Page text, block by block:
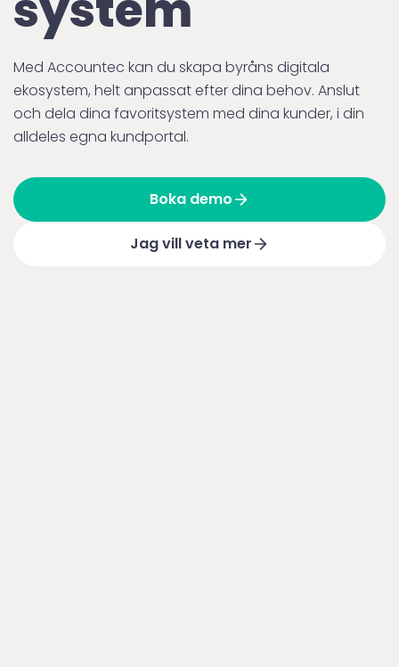
Med Accountec kan du skapa byråns digitala
ekosystem, helt anpassat efter dina behov. Anslut
och dela dina favoritsystem med dina kunder, i din
alldeles egna kundportal.
Boka demo
Jag vill veta mer